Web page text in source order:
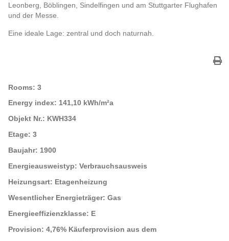
Leonberg, Böblingen, Sindelfingen und am Stuttgarter Flughafen
und der Messe.
Eine ideale Lage: zentral und doch naturnah.
Rooms: 3
Energy index: 141,10 kWh/m²a
Objekt Nr.: KWH334
Etage: 3
Baujahr: 1900
Energieausweistyp: Verbrauchsausweis
Heizungsart: Etagenheizung
Wesentlicher Energieträger: Gas
Energieeffizienzklasse: E
Provision: 4,76% Käuferprovision aus dem